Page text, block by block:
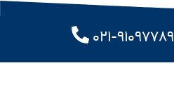
۰۲۱-۹۱۰۹۷۷۸۹